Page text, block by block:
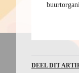
DEEL DIT